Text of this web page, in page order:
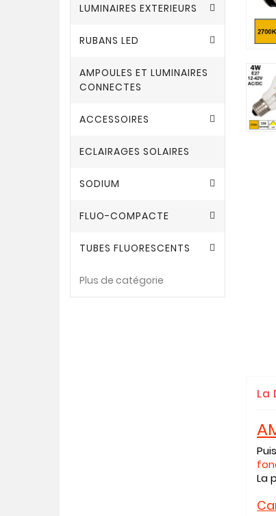
LUMINAIRES EXTERIEURS
RUBANS LED
AMPOULES ET LUMINAIRES
CONNECTES
ACCESSOIRES
ECLAIRAGES SOLAIRES
SODIUM
FLUO-COMPACTE
TUBES FLUORESCENTS
Plus de catégorie
La
La